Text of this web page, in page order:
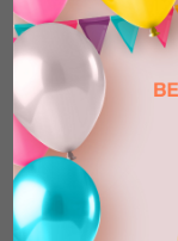
190.00 din.
Dodaj u listu želja